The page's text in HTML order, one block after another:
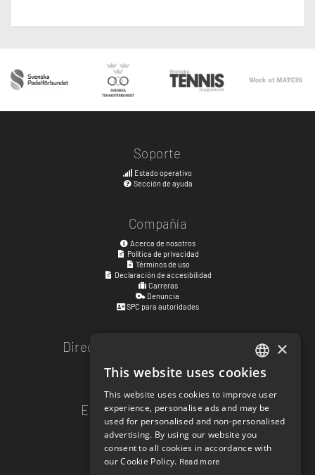
Soporte
Estado operativo
Sección de ayuda
Compañía
Acerca de nosotros
Política de privacidad
Términos de uso
Declaración de accesibilidad
Carreras
Denuncia
SPC para autoridades
Dirección de atención al público
Kyrkogatan 17
411 15
Gotemburgo,Suecia
Enlaces de redes sociales
facebook.com/matchisports
instagram.com/matchisports
MATCHi blog
ENGLISH
SWEDISH
NORWEGIAN
DANISH
×
This website uses cookies
This website uses cookies to improve user
experience, personalise ads and may be
used for personalised and non-personalised
advertising. By using our website you
consent to all cookies in accordance with
our Cookie Policy. Read more